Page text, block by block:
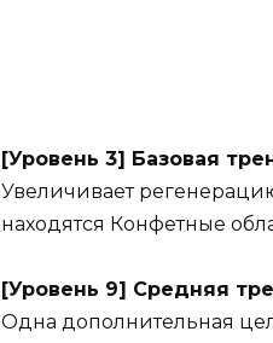
[Уровень 3] Базовая
Увеличивает
находятся Конфетные
[Уровень 9] Средняя
Одна дополнительная